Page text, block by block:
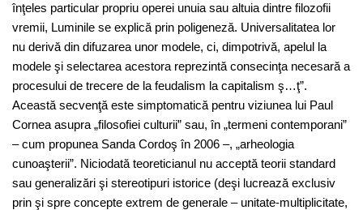
înţeles particular propriu operei unuia sau altuia dintre filozofii
vremii, Luminile se explică prin poligeneză. Universalitatea lor
nu derivă din difuzarea unor modele, ci, dimpotrivă, apelul la
modele şi selectarea acestora reprezintă consecinţa necesară a
procesului de trecere de la feudalism la capitalism ş…ţ”.
Această secvenţă este simptomatică pentru viziunea lui Paul
Cornea asupra „filosofiei culturii” sau, în „termeni contemporani”
– cum propunea Sanda Cordoş în 2006 –, „arheologia
cunoaşterii”. Niciodată teoreticianul nu acceptă teorii standard
sau generalizări şi stereotipuri istorice (deşi lucrează exclusiv
prin şi spre concepte extrem de generale – unitate-multiplicitate,